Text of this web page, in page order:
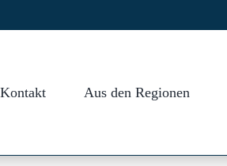
Kontakt Aus den Regionen